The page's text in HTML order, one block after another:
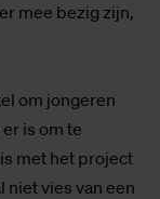
mee bezig zijn,
om jongeren
is om te
met het project
niet vies van een